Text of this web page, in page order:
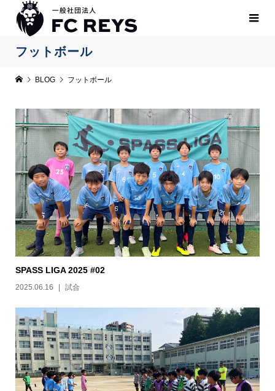
フットボール
BLOG フットボール
SPASS LIGA 2025 #02
2025.06.16 試合